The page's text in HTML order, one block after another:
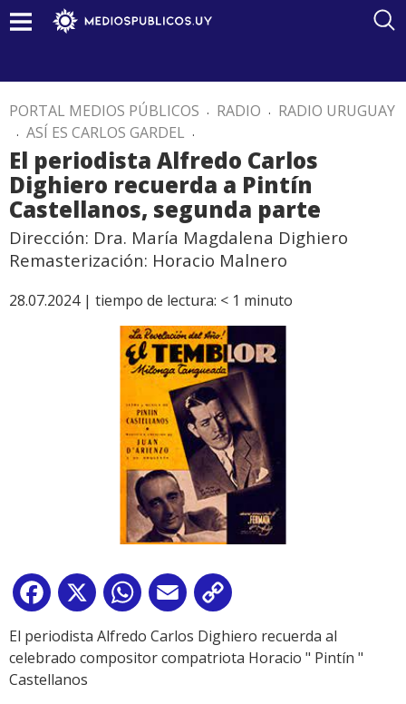
PORTAL MEDIOS PÚBLICOS . RADIO . RADIO URUGUAY
. ASÍ ES CARLOS GARDEL .
El periodista Alfredo Carlos
Dighiero recuerda a Pintín
Castellanos, segunda parte
Dirección: Dra. María Magdalena Dighiero
Remasterización: Horacio Malnero
28.07.2024 | tiempo de lectura: < 1 minuto
Facebook
X WhatsApp
Email
Link
El periodista Alfredo Carlos Dighiero recuerda al
celebrado compositor compatriota Horacio " Pintín "
Castellanos